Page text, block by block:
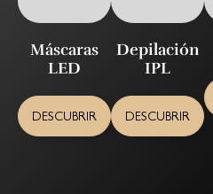
Máscaras
LED
DESCUBRIR
Depilación
IPL
DESCUBRIR